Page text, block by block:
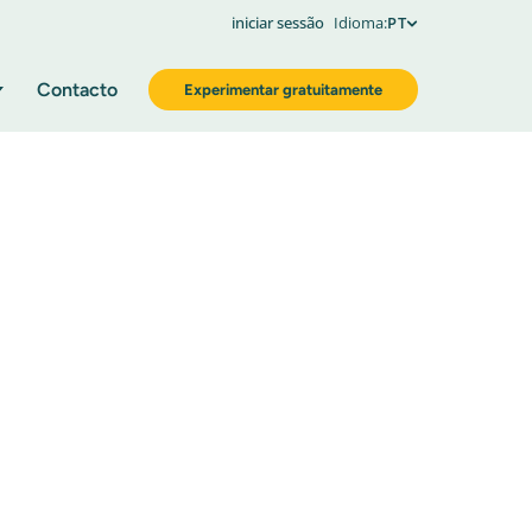
iniciar sessão Idioma:PT
Contacto Experimentar gratuitamente